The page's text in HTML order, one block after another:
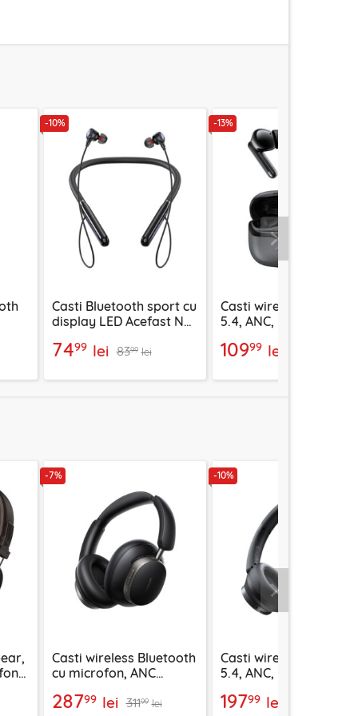
-10%
Casti Bluetooth sport cu
display LED Acefast N5,
7499 lei 8399 lei
-13%
Casti wireless
5.4, ANC, ENC, Acefast
10999 lei
-7%
Casti wireless Bluetooth
cu microfon, ANC
28799 lei 31199 lei
-10%
Casti wireless
5.4, ANC, Mcdodo T03
19799 lei